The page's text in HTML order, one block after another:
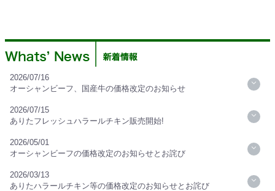
2026/07/16
オーシャンビーフ、国産牛の価格改定のお知らせ
2026/07/15
ありたフレッシュハラールチキン販売開始!
2026/05/01
オーシャンビーフの価格改定のお知らせとお詫び
2026/03/13
ありたハラールチキン等の価格改定のお知らせとお詫び